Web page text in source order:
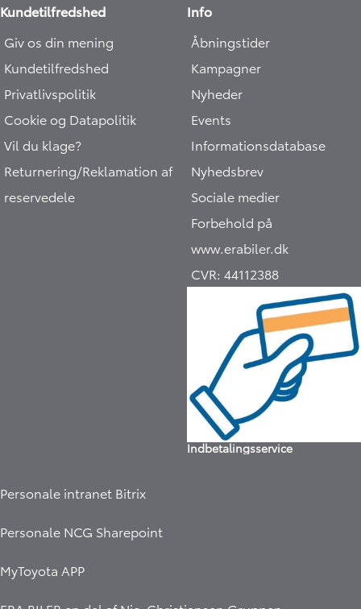
Kundetilfredshed
Giv os din mening
Kundetilfredshed
Privatlivspolitik
Cookie og Datapolitik
Vil du klage?
Returnering/Reklamation af
reservedele
Info
Åbningstider
Kampagner
Nyheder
Events
Informationsdatabase
Nyhedsbrev
Sociale medier
Forbehold på
www.erabiler.dk
CVR:44112388
Indbetalingsservice
Personale intranet Bitrix
Personale NCG Sharepoint
MyToyota APP